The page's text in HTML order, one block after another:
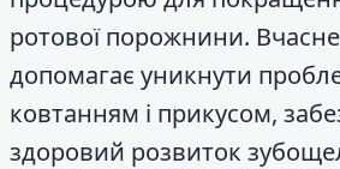
ротової порожнини.
допомагає уникнути
ковтанням і прикусом,
здоровий розвиток